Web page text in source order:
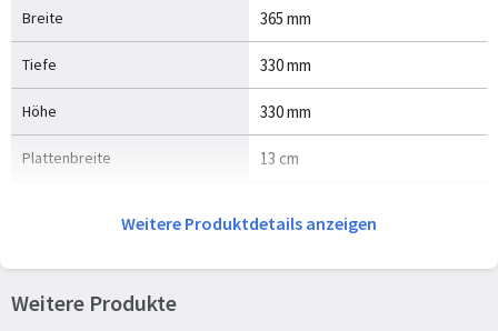
Breite 365 mm
Tiefe 330 mm
Höhe 330 mm
Plattenbreite 13 cm
Energie
Weitere Produktdetails anzeigen
Weitere Produkte